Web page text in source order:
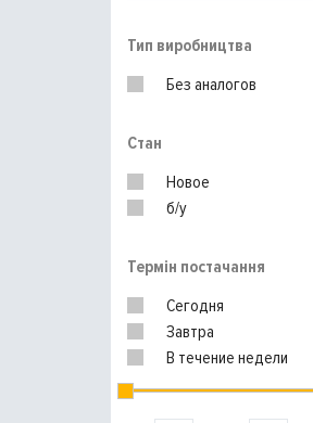
Тип виробництва
Без аналогов
Стан
Новое
б/у
Термін постачання
Сегодня
Завтра
В течение недели